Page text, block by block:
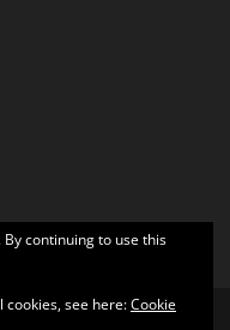
By continuing to use this
see here:Cookie